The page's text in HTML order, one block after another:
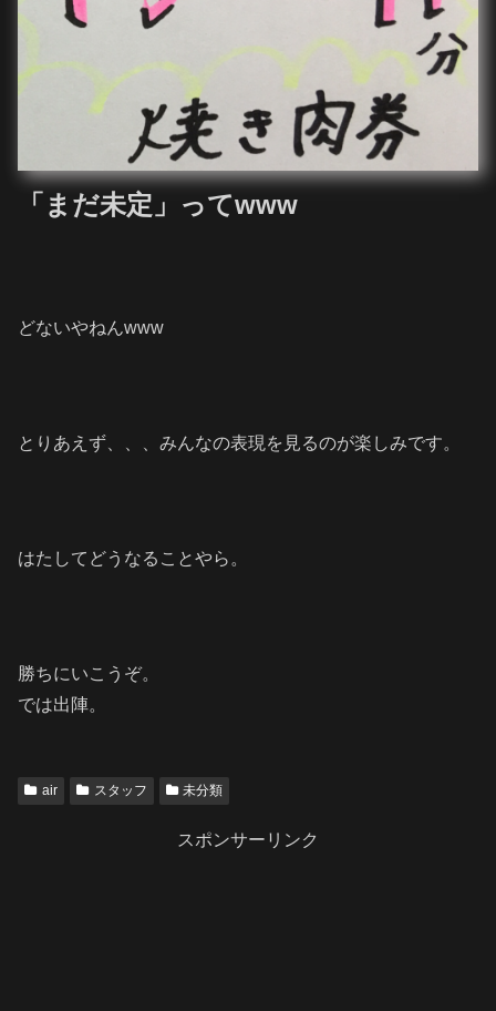
「まだ未定」ってwww
どないやねんwww
とりあえず、、、みんなの表現を見るのが楽しみです。
はたしてどうなることやら。
勝ちにいこうぞ。
では出陣。
air スタッフ 未分類
スポンサーリンク